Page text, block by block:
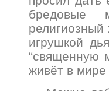
бредовые
игрушкой
“священную
живёт в мире